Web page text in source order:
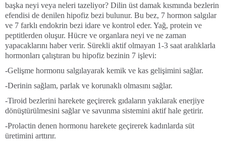
başka neyi veya neleri tazeliyor? Dilin üst damak kısmında bezlerin
efendisi de denilen hipofiz bezi bulunur. Bu bez, 7 hormon salgılar
ve 7 farklı endokrin bezi idare ve kontrol eder. Yağ, protein ve
peptitlerden oluşur. Hücre ve organlara neyi ve ne zaman
yapacaklarını haber verir. Sürekli aktif olmayan 1-3 saat aralıklarla
hormonları çalıştıran bu hipofiz bezinin 7 işlevi:
-Gelişme hormonu salgılayarak kemik ve kas gelişimini sağlar.
-Derinin sağlam, parlak ve korunaklı olmasını sağlar.
-Tiroid bezlerini harekete geçirerek gıdaların yakılarak enerjiye
dönüştürülmesini sağlar ve savunma sistemini aktif hale getirir.
-Prolactin denen hormonu harekete geçirerek kadınlarda süt
üretimini arttırır.